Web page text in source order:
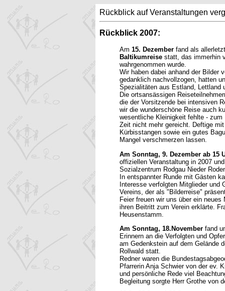
Rückblick auf Veranstaltungen
Rückblick 2007:
Am 15. Dezember fand als
Baltikumreise statt, das immerhin
wahrgenommen wurde.
Wir haben dabei anhand der Bilder
gedanklich nachvollzogen, hatten
Spezialitäten aus Estland, Lettland
Die ortsansässigen
die der Vorsitzende bei intensiven
wir die wunderschöne Reise auch
wesentliche Kleinigkeit fehlte -
Zeit nicht mehr gereicht. Deftige
Kürbisstangen sowie ein gutes
Mangel verschmerzen lassen.
Am Sonntag, 9. Dezember ab 15
offiziellen Veranstaltung in 2007
Sozialzentrum Rodgau Nieder
In entspannter Runde mit Gästen
Interesse verfolgten Mitglieder und
Vereins, der als "Bilderreise"
Feier freuen wir uns über ein
ihren Beitritt zum Verein erklärte.
Heusenstamm.
Am Sonntag, 18.November fand
Erinnern an die Verfolgten und
am Gedenkstein auf dem Gelände
Rollwald statt.
Redner waren die
Pfarrerin Anja Schwier von der ev.
und persönliche Rede viel
Begleitung sorgte Herr Grothe von